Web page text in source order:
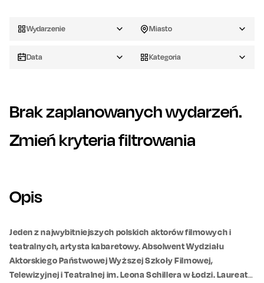
Wydarzenie Miasto
Data Kategoria
Brak zaplanowanych wydarzeń.
Zmień kryteria filtrowania
Opis
Jeden z najwybitniejszych polskich aktorów filmowych i
teatralnych, artysta kabaretowy. Absolwent Wydziału
Aktorskiego Państwowej Wyższej Szkoły Filmowej,
Telewizyjnej i Teatralnej im. Leona Schillera w Łodzi. Laureat